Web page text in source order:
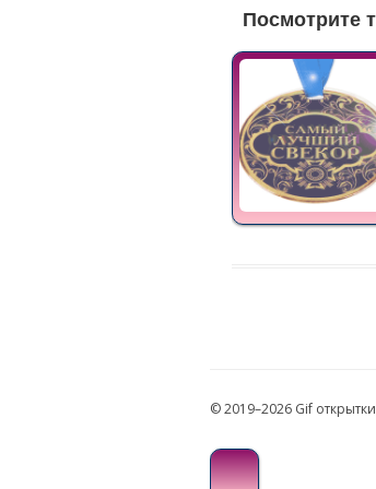
Посмотрите
© 2019–2026 Gif